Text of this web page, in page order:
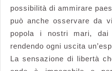
possibilità di ammirare
può anche osservare da
popola i nostri mari,
rendendo ogni uscita
La sensazione di libertà